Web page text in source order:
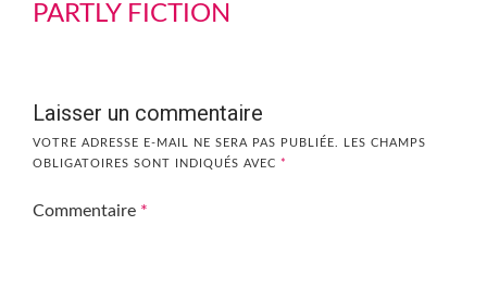
PARTLY FICTION
Laisser un commentaire
VOTRE ADRESSE E-MAIL NE SERA PAS PUBLIÉE.
LES CHAMPS
OBLIGATOIRES SONT INDIQUÉS AVEC *
Commentaire *